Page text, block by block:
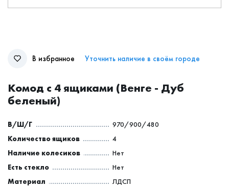
В избранное Уточнить наличие в своём городе
Комод с 4 ящиками (Венге - Дуб
беленый)
В/Ш/Г
970/900/480
Количество ящиков
4
Наличие колесиков
Нет
Есть стекло
Нет
Материал
ЛДСП